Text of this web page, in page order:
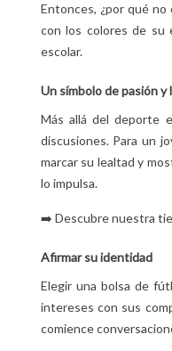
ELEGIR SEGÚN LA
GUÍA DEFINITIVA
¡Descubre nuestra guía
completa para elegir bien
Entonces, ¿por qué
con los colores de su
escolar.
Un símbolo de pasión y
Más allá del deporte
discusiones. Para un
marcar su lealtad y
lo impulsa.
➡️ Descubre nuestra
Afirmar su identidad
Elegir una bolsa de
intereses con sus
comience